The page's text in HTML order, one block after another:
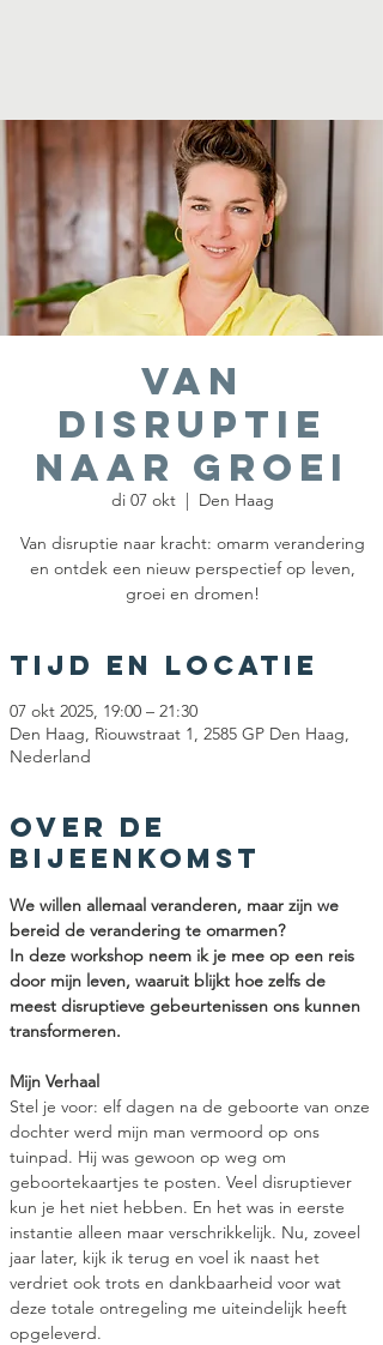
Van
Disruptie
naar Groei
di 07 okt
  |
Den Haag
Van disruptie naar kracht: omarm verandering
en ontdek een nieuw perspectief op leven,
groei en dromen!
Tijd en locatie
07 okt 2025, 19:00 – 21:30
Den Haag, Riouwstraat 1, 2585 GP Den Haag,
Nederland
Over de
bijeenkomst
We willen allemaal veranderen, maar zijn we
bereid de verandering te omarmen?
In deze workshop neem ik je mee op een reis
door mijn leven, waaruit blijkt hoe zelfs de
meest disruptieve gebeurtenissen ons kunnen
transformeren.
Mijn Verhaal
Stel je voor: elf dagen na de geboorte van onze
dochter werd mijn man vermoord op ons
tuinpad. Hij was gewoon op weg om
geboortekaartjes te posten. Veel disruptiever
kun je het niet hebben. En het was in eerste
instantie alleen maar verschrikkelijk. Nu, zoveel
jaar later, kijk ik terug en voel ik naast het
verdriet ook trots en dankbaarheid voor wat
deze totale ontregeling me uiteindelijk heeft
opgeleverd.